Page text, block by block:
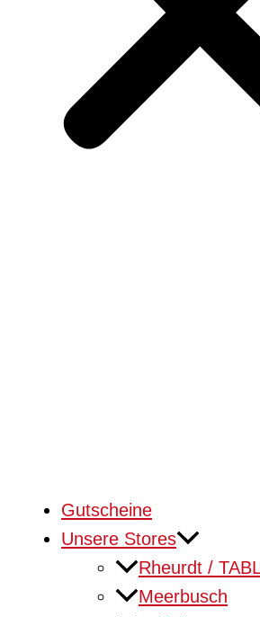
Gutscheine
Unsere Stores
Rheurdt /
Meerbusch